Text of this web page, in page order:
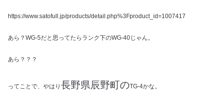
https://www.satofull.jp/products/detail.php%3Fproduct_id=1007417
あら？WG-5だと思ってたらランク下のWG-40じゃん。
あら？？？
ってことで、やはり 長野県辰野町のTG-4かな。